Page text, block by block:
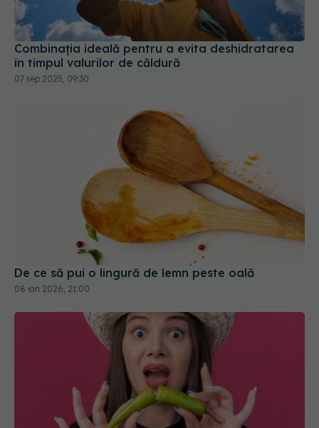
Combinația ideală pentru a evita deshidratarea
în timpul valurilor de căldură
07 sep 2025, 09:30
De ce să pui o lingură de lemn peste oală
08 ian 2026, 21:00